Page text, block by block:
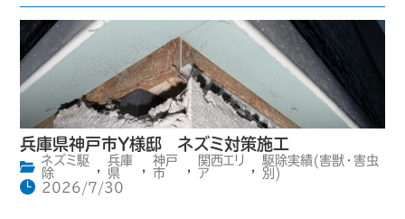
兵庫県神戸市Y様邸 ネズミ対策施工
ネズミ駆
除
,
兵庫
県
,
神戸
市
,
関西エリ
ア
,
駆除実績(害獣・害虫
別)
2026/7/30